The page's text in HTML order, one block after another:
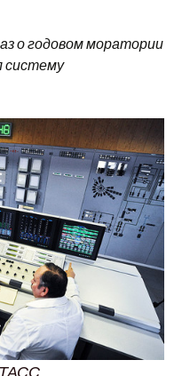
о годовом моратории
систему